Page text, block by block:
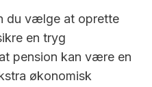
du vælge at oprette
en tryg
pension kan være en
økonomisk